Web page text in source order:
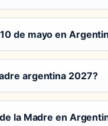
de mayo en
argentina 2027?
la Madre en